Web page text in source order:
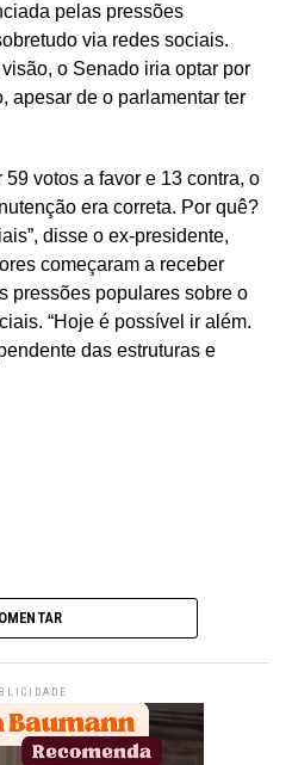
pelas pressões
via redes sociais.
o Senado iria optar por
apesar de o parlamentar ter
votos a favor e 13 contra, o
era correta. Por quê?
disse o ex-presidente,
começaram a receber
pressões populares sobre o
“Hoje é possível ir além.
das estruturas e